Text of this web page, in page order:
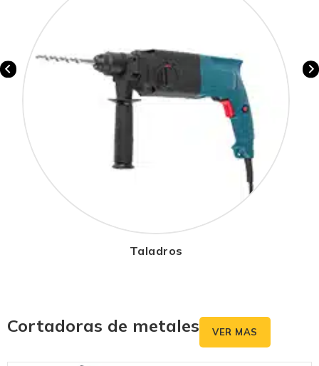
Taladros
Cortadoras de metales VER MAS